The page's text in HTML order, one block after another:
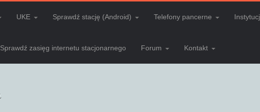
UKE Sprawdź stację (Android) Telefony pancerne
Sprawdź zasięg internetu stacjonarnego Forum Kontakt